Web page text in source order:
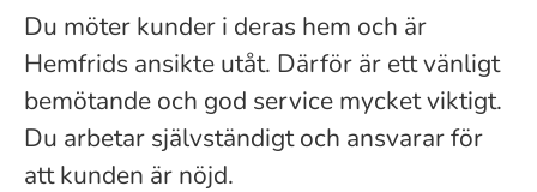
Du möter kunder i deras hem och är
Hemfrids ansikte utåt. Därför är ett vänligt
bemötande och god service mycket viktigt.
Du arbetar självständigt och ansvarar för
att kunden är nöjd.